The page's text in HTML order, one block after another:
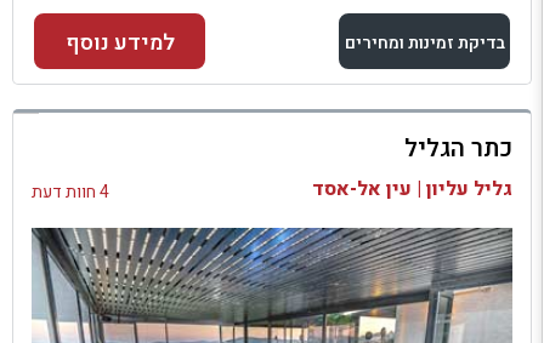
בדיקת זמינות ומחירים
למתחם זה
בדיקת זמינות ומחירים
למידע נוסף
כתר הגליל
גליל עליון | עין אל-אסד 4 חוות דעת